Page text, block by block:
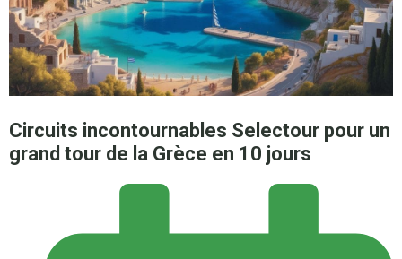
Circuits incontournables Selectour pour un
grand tour de la Grèce en 10 jours